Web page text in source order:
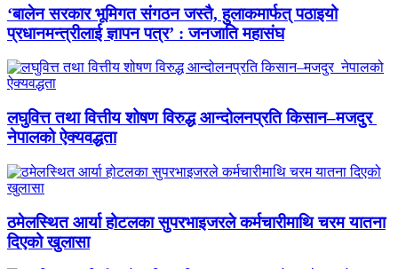
‘बालेन सरकार भूमिगत संगठन जस्तै, हुलाकमार्फत् पठाइयो
प्रधानमन्त्रीलाई ज्ञापन पत्र’ : जनजाति महासंघ
लघुवित्त तथा वित्तीय शोषण विरुद्ध आन्दोलनप्रति किसान–मजदुर
नेपालको ऐक्यवद्धता
ठमेलस्थित आर्या होटलका सुपरभाइजरले कर्मचारीमाथि चरम यातना
दिएको खुलासा